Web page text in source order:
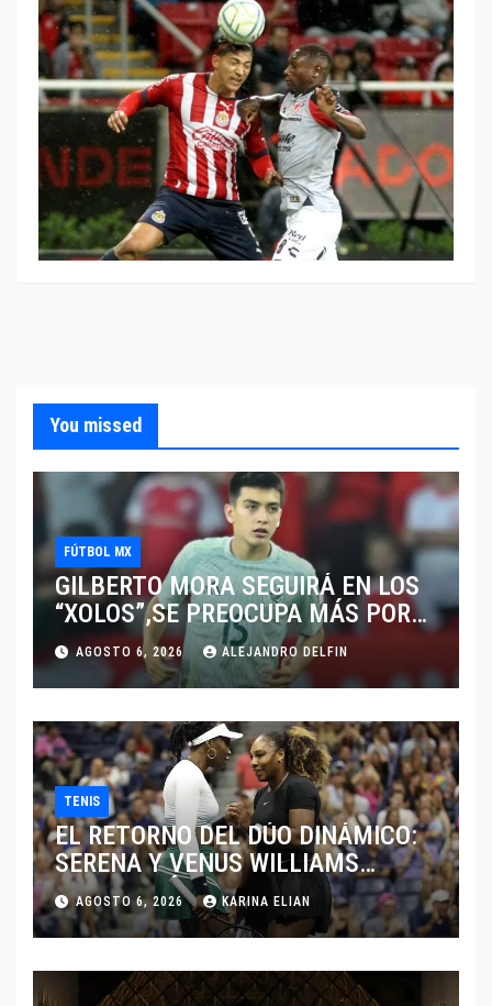
You missed
FÚTBOL MX
GILBERTO MORA SEGUIRÁ EN LOS
“XOLOS”,SE PREOCUPA MÁS POR
JUGAR EN SU EQUIPO.
AGOSTO 6, 2026 ALEJANDRO DELFIN
TENIS
EL RETORNO DEL DÚO DINÁMICO:
SERENA Y VENUS WILLIAMS
DISPUTARÁN LOS DOBLES EN
CINCINNATI 2026
AGOSTO 6, 2026 KARINA ELIAN